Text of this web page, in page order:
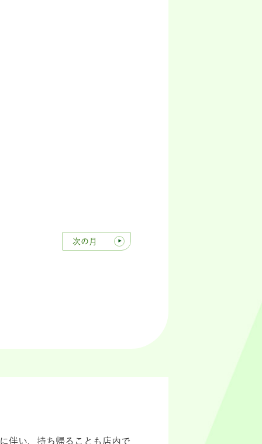
次の月
伴い、持ち帰ることも店内で